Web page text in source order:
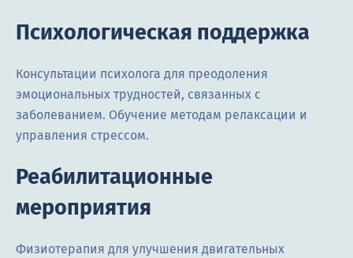
Психологическая поддержка
Консультации психолога для преодоления
эмоциональных трудностей, связанных с
заболеванием. Обучение методам релаксации и
управления стрессом.
Реабилитационные
мероприятия
Физиотерапия для улучшения двигательных